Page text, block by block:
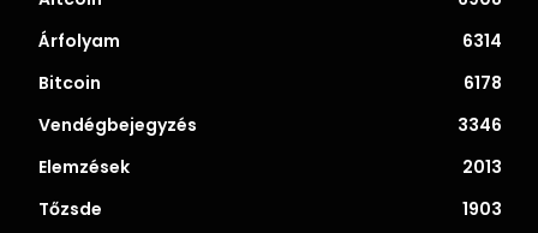
Árfolyam
6314
Bitcoin
6178
Vendégbejegyzés
3346
Elemzések
2013
Tőzsde
1903